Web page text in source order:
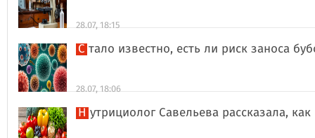
28.07, 18:15
Стало известно, есть ли риск заноса
28.07, 18:06
Нутрициолог Савельева рассказала,